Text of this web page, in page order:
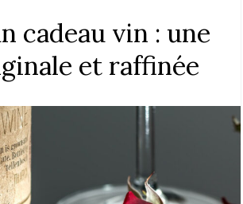
cadeau vin : une
et raffinée